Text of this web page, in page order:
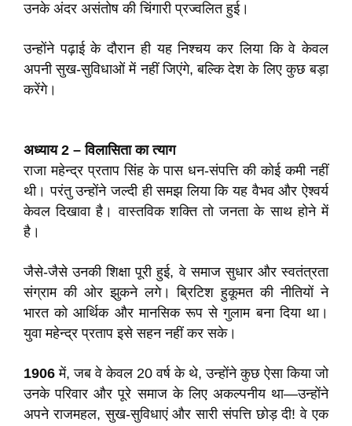
उनके अंदर असंतोष की चिंगारी प्रज्वलित हुई।
उन्होंने पढ़ाई के दौरान ही यह निश्चय कर लिया कि वे केवल
अपनी सुख-सुविधाओं में नहीं जिएंगे, बल्कि देश के लिए कुछ बड़ा
करेंगे।
अध्याय 2 – विलासिता का त्याग
राजा महेन्द्र प्रताप सिंह के पास धन-संपत्ति की कोई कमी नहीं
थी। परंतु उन्होंने जल्दी ही समझ लिया कि यह वैभव और ऐश्वर्य
केवल दिखावा है। वास्तविक शक्ति तो जनता के साथ होने में
है।
जैसे-जैसे उनकी शिक्षा पूरी हुई, वे समाज सुधार और स्वतंत्रता
संग्राम की ओर झुकने लगे। ब्रिटिश हुकूमत की नीतियों ने
भारत को आर्थिक और मानसिक रूप से गुलाम बना दिया था।
युवा महेन्द्र प्रताप इसे सहन नहीं कर सके।
1906 में, जब वे केवल 20 वर्ष के थे, उन्होंने कुछ ऐसा किया जो
उनके परिवार और पूरे समाज के लिए अकल्पनीय था—उन्होंने
अपने राजमहल, सुख-सुविधाएं और सारी संपत्ति छोड़ दी! वे एक